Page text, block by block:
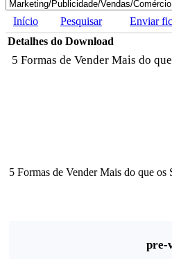
Início Pesquisar Enviar
Detalhes do Download
5 Formas de Vender Mais do
5 Formas de Vender Mais do que os
pre-